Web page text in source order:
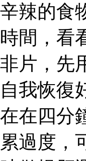
辛辣的食
時間，看
非片，先
自我恢復
在在四分
累過度，